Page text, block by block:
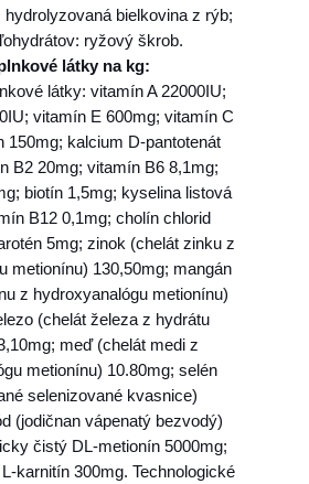
hydrolyzovaná bielkovina z rýb;
ryžový škrob.
látky na kg:
látky: vitamín A 22000IU;
vitamín E 600mg; vitamín C
150mg; kalcium D-pantotenát
B2 20mg; vitamín B6 8,1mg;
biotín 1,5mg; kyselina listová
B12 0,1mg; cholín chlorid
5mg; zinok (chelát zinku z
metionínu) 130,50mg; mangán
z hydroxyanalógu metionínu)
(chelát železa z hydrátu
meď (chelát medi z
metionínu) 10.80mg; selén
selenizované kvasnice)
(jodičnan vápenatý bezvodý)
čistý DL-metionín 5000mg;
karnitín 300mg. Technologické